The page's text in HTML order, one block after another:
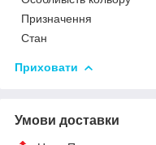
Призначення
Стан
Приховати
Умови доставки